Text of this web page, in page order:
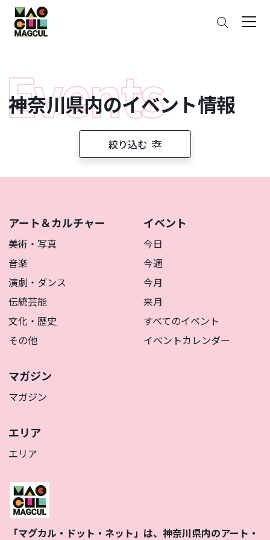
ン
テ
ン
ス
キ
ッ
神奈川県内のイベント情報
絞り込む
アート＆カルチャー
美術・写真
音楽
演劇・ダンス
伝統芸能
文化・歴史
その他
イベント
今日
今週
今月
来月
すべてのイベント
イベントカレンダー
マガジン
マガジン
エリア
エリア
「マグカル・ドット・ネット」は、神奈川県内のアート・